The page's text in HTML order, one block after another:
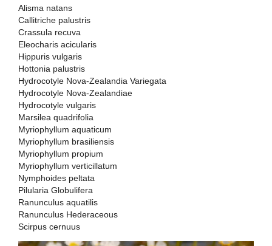
Alisma natans
Callitriche palustris
Crassula recuva
Eleocharis acicularis
Hippuris vulgaris
Hottonia palustris
Hydrocotyle Nova-Zealandia Variegata
Hydrocotyle Nova-Zealandiae
Hydrocotyle vulgaris
Marsilea quadrifolia
Myriophyllum aquaticum
Myriophyllum brasiliensis
Myriophyllum propium
Myriophyllum verticillatum
Nymphoides peltata
Pilularia Globulifera
Ranunculus aquatilis
Ranunculus Hederaceous
Scirpus cernuus